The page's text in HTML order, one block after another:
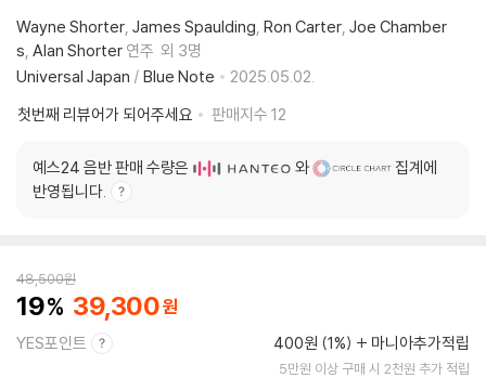
Wayne Shorter James Spaulding Ron Carter Joe Chamber
s Alan Shorter 연주 외 3명
Universal Japan / Blue Note
2025.05.02.
첫번째 리뷰어가 되어주세요
판매지수 12
예스24 음반 판매 수량은 와
집계에
반영됩니다.
48,500원
19 39,300
YES포인트 400원 (1%) 마니아추가적립
5만원 이상 구매 시 2천원 추가 적립